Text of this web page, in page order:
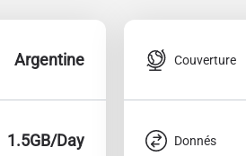
Argentine
1.5GB/Day
Couverture
Donnés